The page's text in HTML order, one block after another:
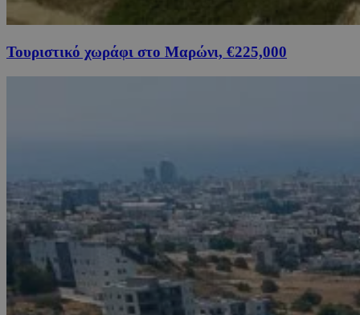
Τουριστικό χωράφι στο Μαρώνι, €225,000